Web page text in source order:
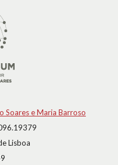
Soares e Maria Barroso
Lisboa